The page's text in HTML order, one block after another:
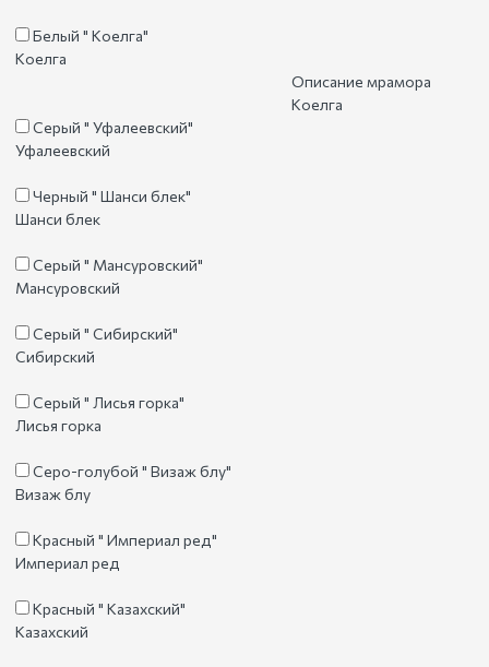
Белый " Коелга"
Коелга
Описание мрамора
Коелга
Серый " Уфалеевский"
Уфалеевский
Черный " Шанси блек"
Шанси блек
Серый " Мансуровский"
Мансуровский
Серый " Сибирский"
Сибирский
Серый " Лисья горка"
Лисья горка
Серо-голубой " Визаж блу"
Визаж блу
Красный " Империал ред"
Империал ред
Красный " Казахский"
Казахский